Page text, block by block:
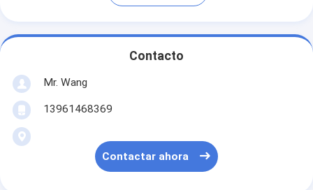
Contacto
Mr. Wang
13961468369
Contactar ahora